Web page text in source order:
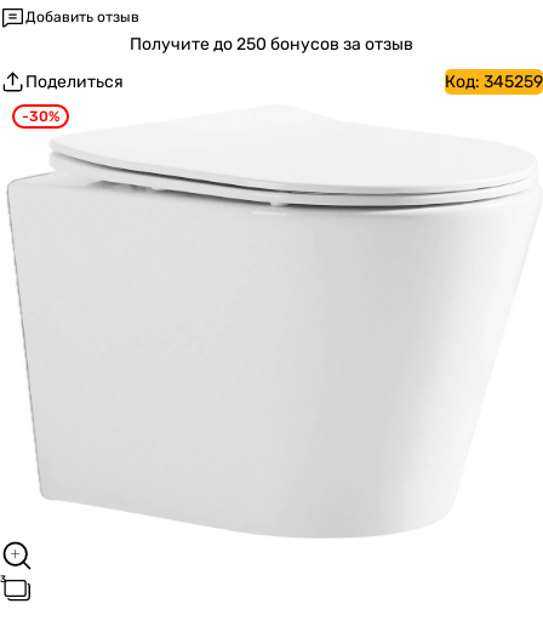
Добавить отзыв
Получитедо 250 бонусов за отзыв
Поделиться
Код: 345259
-30%